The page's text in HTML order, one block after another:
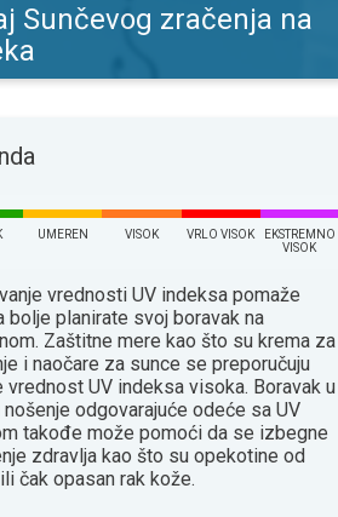
Sunčevog zračenja na
UMEREN VISOK VRLO VISOK
EKSTREMNO
VISOK
vrednosti UV indeksa pomaže
bolje planirate svoj boravak na
Zaštitne mere kao što su krema za
i naočare za sunce se preporučuju
vrednost UV indeksa visoka. Boravak u
odgovarajuće odeće sa UV
takođe može pomoći da se izbegne
zdravlja kao što su opekotine od
čak opasan rak kože.